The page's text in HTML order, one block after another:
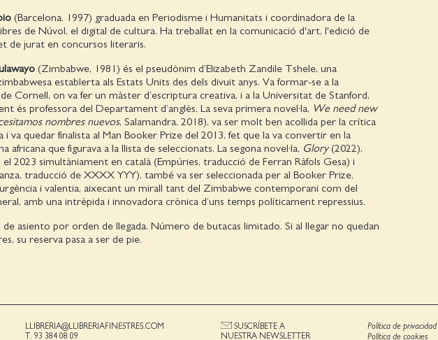
(Barcelona, 1997) graduada en Periodisme i Humanitats i coordinadora de la
de Núvol, el digital de cultura. Ha treballat en la comunicació d'art, l'edició de
de jurat en concursos literaris.
(Zimbabwe, 1981) és el pseudònim d’Elizabeth Zandile Tshele, una
establerta als Estats Units des dels divuit anys. Va formar-se a la
Cornell, on va fer un màster d’escriptura creativa, i a la Universitat de Stanford,
és professora del Departament d’anglès. La seva primera novel·la, We need new
nombres nuevos, Salamandra, 2018), va ser molt ben acollida per la crítica
i va quedar finalista al Man Booker Prize del 2013, fet que la va convertir en la
africana que figurava a la llista de seleccionats. La segona novel·la, Glory(2022),
el 2023 simultàniament en català (Empúries, traducció de Ferran Ràfols Gesa) i
traducció de XXXX YYY), també va ser seleccionada per al Booker Prize.
i valentia, aixecant un mirall tant del Zimbabwe contemporani com del
amb una intrèpida i innovadora crònica d’uns temps políticament repressius.
de asiento por orden de llegada. Número de butacas limitado. Si al llegar no quedan
su reserva pasa a ser de pie.
LLIBRERIA@LLIBRERIAFINESTRES.COM
T. 93 384 08 09
SUSCRÍBETE A
NUESTRA NEWSLETTER
Política de privacidad
Política de cookies